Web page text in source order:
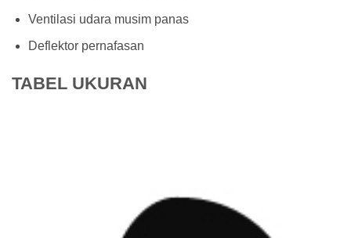
Ventilasi udara musim panas
Deflektor pernafasan
TABEL UKURAN